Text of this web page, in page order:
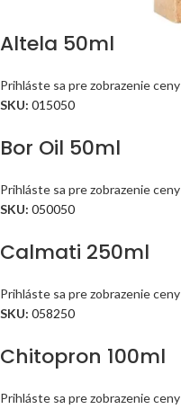
Altela 50ml
Prihláste sa pre zobrazenie ceny
SKU: 015050
Bor Oil 50ml
Prihláste sa pre zobrazenie ceny
SKU: 050050
Calmati 250ml
Prihláste sa pre zobrazenie ceny
SKU: 058250
Chitopron 100ml
Prihláste sa pre zobrazenie ceny